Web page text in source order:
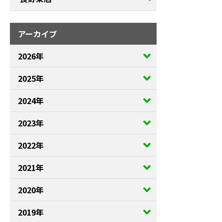
アーカイブ
2026年
2025年
2024年
2023年
2022年
2021年
2020年
2019年